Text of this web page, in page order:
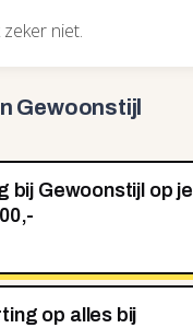
niet.
Gewoonstijl
bij Gewoonstijl op je
op alles bij